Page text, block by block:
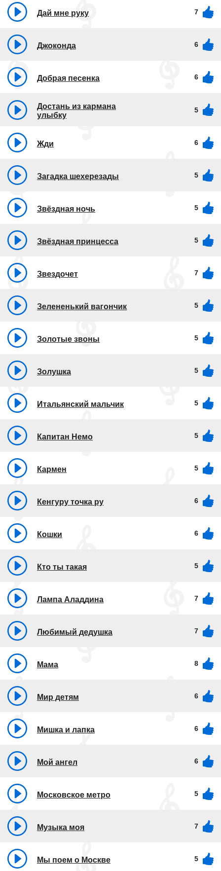
Дай мне руку 7
Джоконда 6
Добрая песенка 6
Достань из кармана
улыбку
5
Жди 6
Загадка шехерезады 5
Звёздная ночь 5
Звёздная принцесса 5
Звездочет 7
Зелененький вагончик 5
Золотые звоны 5
Золушка 5
Итальянский мальчик 5
Капитан Немо 5
Кармен 5
Кенгуру точка ру 6
Кошки 6
Кто ты такая 5
Лампа Аладдина 7
Любимый дедушка 7
Мама 8
Мир детям 6
Мишка и лапка 6
Мой ангел 6
Московское метро 5
Музыка моя 7
Мы поем о Москве 5